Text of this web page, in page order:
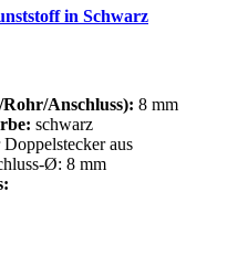
in Schwarz
Anschluss): 8 mm
schwarz
Doppelstecker aus
Ø: 8 mm